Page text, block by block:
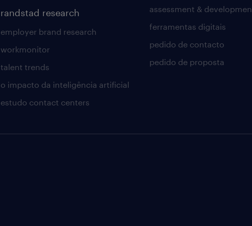
randstad research
employer brand research
workmonitor
talent trends
o impacto da inteligência artificial
estudo contact centers
assessment &
ferramentas digitais
pedido de contacto
pedido de proposta